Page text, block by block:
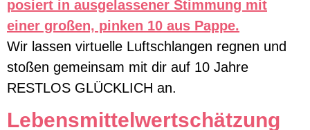
Wir lassen virtuelle Luftschlangen regnen und
stoßen gemeinsam mit dir auf 10 Jahre
RESTLOS GLÜCKLICH an.
Lebensmittelwertschätzung